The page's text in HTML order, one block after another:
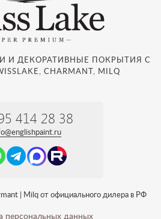
И ДЕКОРАТИВНЫЕ ПОКРЫТИЯ С
CHARMANT, MILQ
414 28 38
| Milq от официального дилера в РФ
персональных данных